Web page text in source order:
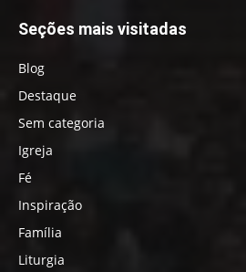
Seções mais visitadas
Blog
Destaque
Sem categoria
Igreja
Fé
Inspiração
Família
Liturgia